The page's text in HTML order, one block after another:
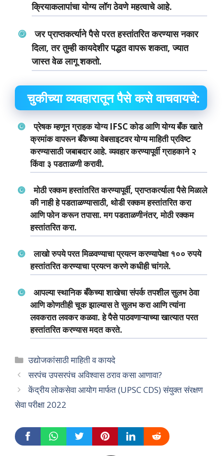
क्रियाकलापांचा योग्य लॉग ठेवणे महत्वाचे आहे.
जर प्राप्तकर्त्याने पैसे परत हस्तांतरित करण्यास नकार
दिला, तर तुम्ही कायदेशीर पद्धत वापरू शकता, ज्यात
जास्त वेळ लागू शकतो.
चुकीच्या व्यवहारातून पैसे कसे वाचवायचे:
प्रेषक म्हणून ग्राहक योग्य IFSC कोड आणि योग्य बँक खाते
क्रमांक वापरून बँकेच्या वेबसाइटवर योग्य माहिती प्रविष्ट
करण्यासाठी जबाबदार आहे. व्यवहार करण्यापूर्वी ग्राहकाने २
किंवा ३ पडताळणी करावी.
मोठी रक्कम हस्तांतरित करण्यापूर्वी, प्राप्तकर्त्याला पैसे मिळाले
की नाही हे पडताळण्यासाठी, थोडी रक्कम हस्तांतरित करा
आणि फोन करून तपासा. मग पडताळणीनंतर, मोठी रक्कम
हस्तांतरित करा.
लाखो रुपये परत मिळवण्याचा प्रयत्न करण्यापेक्षा १०० रुपये
हस्तांतरित करण्याचा प्रयत्न करणे कधीही चांगले.
आपल्या स्थानिक बँकेच्या शाखेचा संपर्क तपशील सुलभ ठेवा
आणि कोणतीही चूक झाल्यास ते सुलभ करा आणि त्यांना
लवकरात लवकर कळवा. हे पैसे पाठवणाऱ्याच्या खात्यात परत
हस्तांतरित करण्यास मदत करते.
Categories
उद्योजकांसाठी माहिती व कायदे
सरपंच उपसरपंच अविश्वास ठराव कसा आणावा?
केंद्रीय लोकसेवा आयोग मार्फत (UPSC CDS) संयुक्त संरक्षण
सेवा परीक्षा 2022